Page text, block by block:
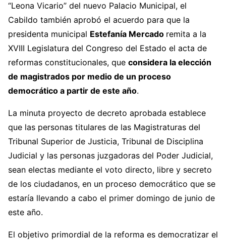
“Leona Vicario” del nuevo Palacio Municipal, el
Cabildo también aprobó el acuerdo para que la
presidenta municipal Estefanía Mercado remita a la
XVIII Legislatura del Congreso del Estado el acta de
reformas constitucionales, que considera la elección
de magistrados por medio de un proceso
democrático a partir de este año.
La minuta proyecto de decreto aprobada establece
que las personas titulares de las Magistraturas del
Tribunal Superior de Justicia, Tribunal de Disciplina
Judicial y las personas juzgadoras del Poder Judicial,
sean electas mediante el voto directo, libre y secreto
de los ciudadanos, en un proceso democrático que se
estaría llevando a cabo el primer domingo de junio de
este año.
El objetivo primordial de la reforma es democratizar el